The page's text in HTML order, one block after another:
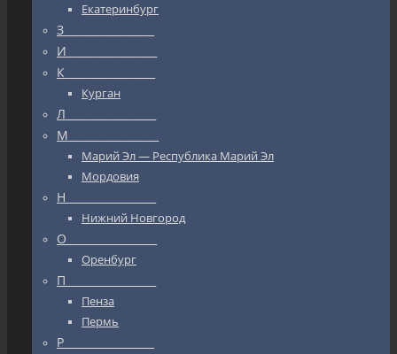
Екатеринбург
З_________________
И_________________
К_________________
Курган
Л_________________
М_________________
Марий Эл — Республика Марий Эл
Мордовия
Н_________________
Нижний Новгород
О_________________
Оренбург
П_________________
Пенза
Пермь
Р_________________